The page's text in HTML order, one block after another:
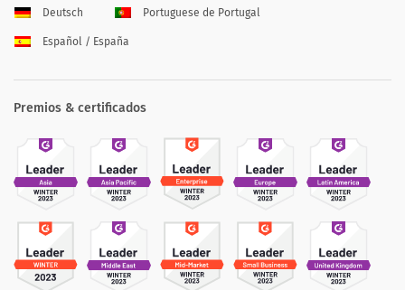
Deutsch Portuguese de Portugal
Español / España
Premios & certificados